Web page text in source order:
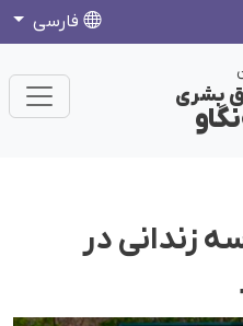
فارسی
بشری
زندانی در